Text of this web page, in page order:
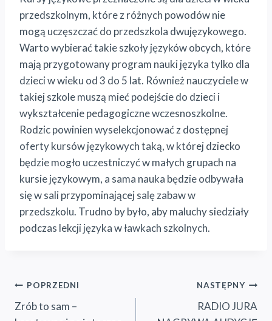
przedszkolnym, które z różnych powodów nie
mogą uczęszczać do przedszkola dwujęzykowego.
Warto wybierać takie szkoły języków obcych, które
mają przygotowany program nauki języka tylko dla
dzieci w wieku od 3 do 5 lat. Również nauczyciele w
takiej szkole muszą mieć podejście do dzieci i
wykształcenie pedagogiczne wczesnoszkolne.
Rodzic powinien wyselekcjonować z dostępnej
oferty kursów językowych taką, w której dziecko
będzie mogło uczestniczyć w małych grupach na
kursie językowym, a sama nauka będzie odbywała
się w sali przypominającej salę zabaw w
przedszkolu. Trudno by było, aby maluchy siedziały
podczas lekcji języka w ławkach szkolnych.
Nawigacja
wpisu
POPRZEDNI
Zrób to sam –
NASTĘPNY
RADIO JURA